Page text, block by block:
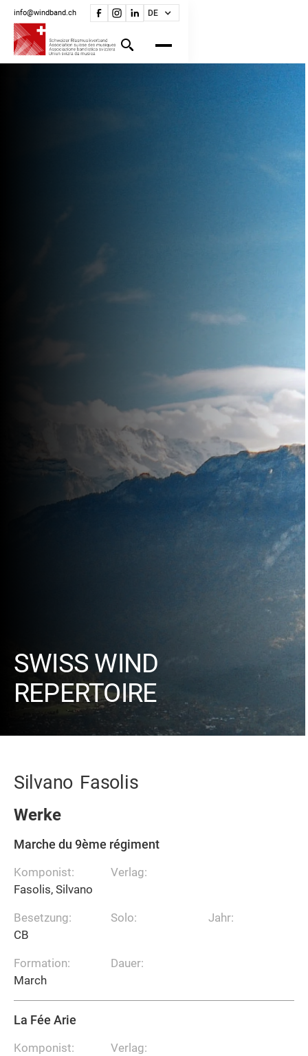
info@windband.ch DE
SWISS WIND
REPERTOIRE
Silvano Fasolis
Werke
Marche du 9ème régiment
Komponist:
Fasolis, Silvano
Besetzung:
CB
Formation:
March
Verlag:
Solo:
Dauer:
Jahr:
La Fée Arie
Komponist:
Verlag: